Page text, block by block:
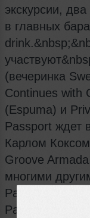
экскурсии,
в главных
(вечеринка
Continues with
(Espuma) и
Passport ждет
Карлом
Groove
многими
Passport
Pacha